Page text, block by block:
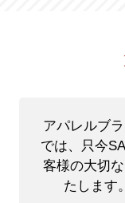
アパレルブ
では、只今
客様の大切
たします